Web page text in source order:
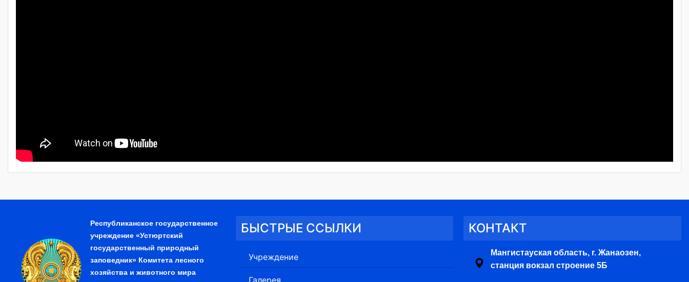
Республиканское государственное
учреждение «Устюртский
государственный природный
заповедник» Комитета лесного
хозяйства и животного мира
БЫСТРЫЕ ССЫЛКИ
Учреждение
КОНТАКТ
Мангистауская область, г. Жанаозен,
станция вокзал строение 5Б